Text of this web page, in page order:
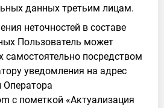
данных третьим лицам.
неточностей в составе
Пользователь может
самостоятельно посредством
уведомления на адрес
Оператора
с пометкой «Актуализация